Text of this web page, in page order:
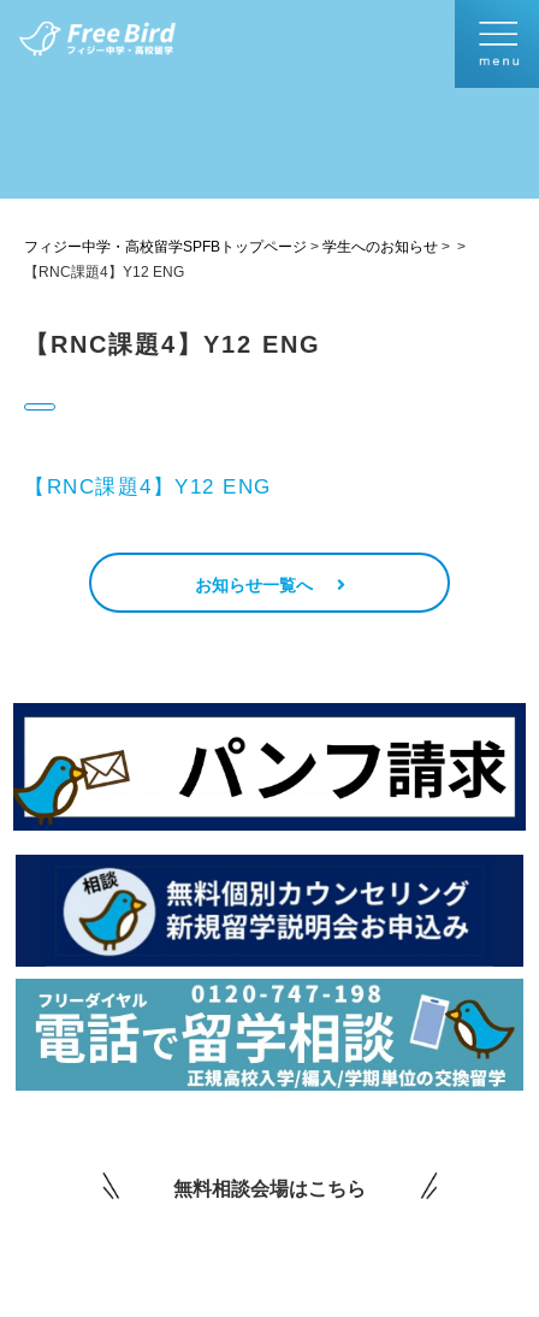
フィジー中学・高校留学SPFBトップページ > 学生へのお知らせ > >
【RNC課題4】Y12 ENG
【RNC課題4】Y12 ENG
【RNC課題4】Y12 ENG
お知らせ一覧へ
無料相談会場はこちら